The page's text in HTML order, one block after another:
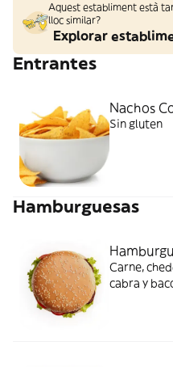
Aquest establiment està
lloc similar?
Explorar
Entrantes
Nachos
Sin gluten
Hamburguesas
Carne,
cabra y